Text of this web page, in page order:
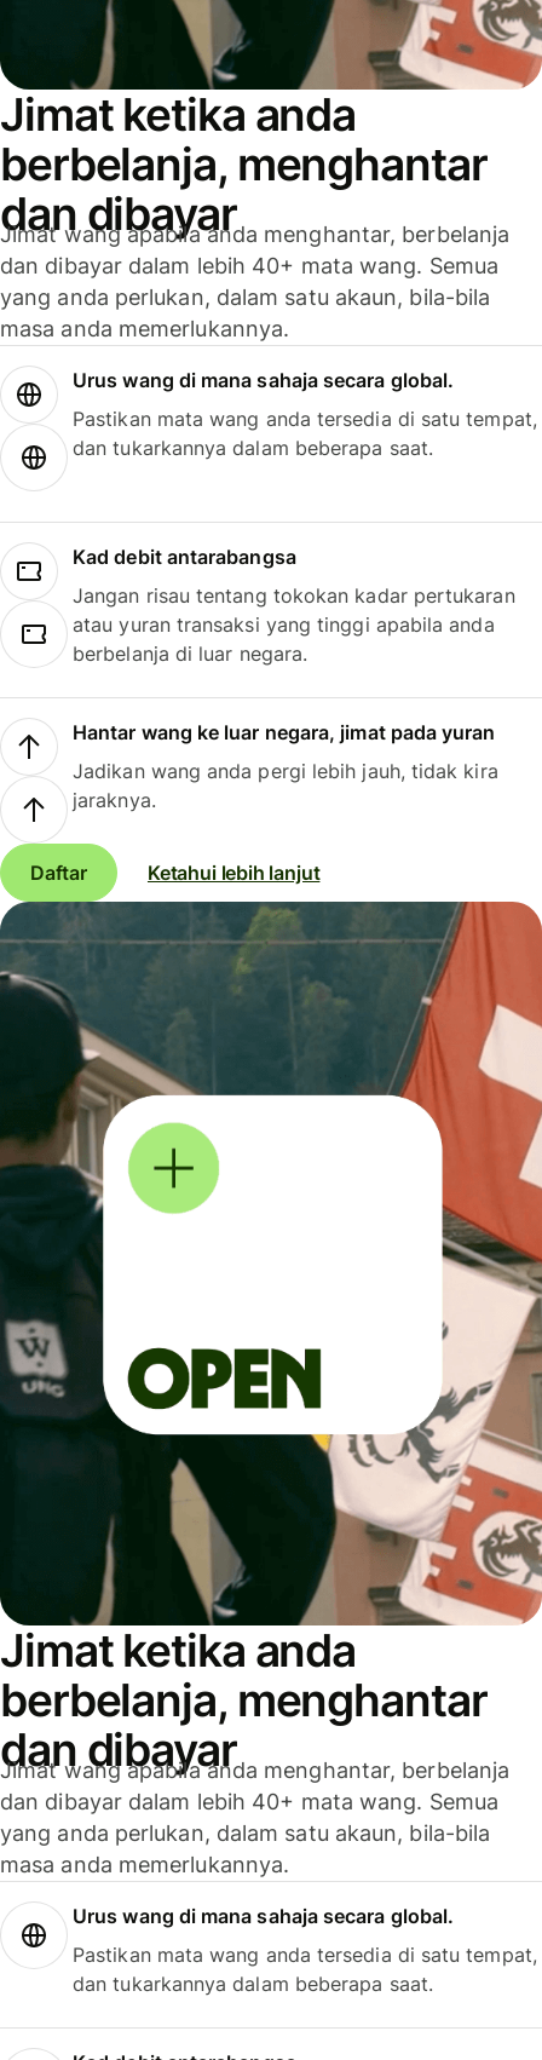
Jimat ketika anda
berbelanja, menghantar
dan dibayar
Jimat wang apabila anda menghantar, berbelanja
dan dibayar dalam lebih 40+ mata wang. Semua
yang anda perlukan, dalam satu akaun, bila-bila
masa anda memerlukannya.
Urus wang di mana sahaja secara global.
Pastikan mata wang anda tersedia di satu tempat,
dan tukarkannya dalam beberapa saat.
Kad debit antarabangsa
Jangan risau tentang tokokan kadar pertukaran
atau yuran transaksi yang tinggi apabila anda
berbelanja di luar negara.
Hantar wang ke luar negara, jimat pada yuran
Jadikan wang anda pergi lebih jauh, tidak kira
jaraknya.
Daftar Ketahui lebih lanjut
Jimat ketika anda
berbelanja, menghantar
dan dibayar
Jimat wang apabila anda menghantar, berbelanja
dan dibayar dalam lebih 40+ mata wang. Semua
yang anda perlukan, dalam satu akaun, bila-bila
masa anda memerlukannya.
Urus wang di mana sahaja secara global.
Pastikan mata wang anda tersedia di satu tempat,
dan tukarkannya dalam beberapa saat.